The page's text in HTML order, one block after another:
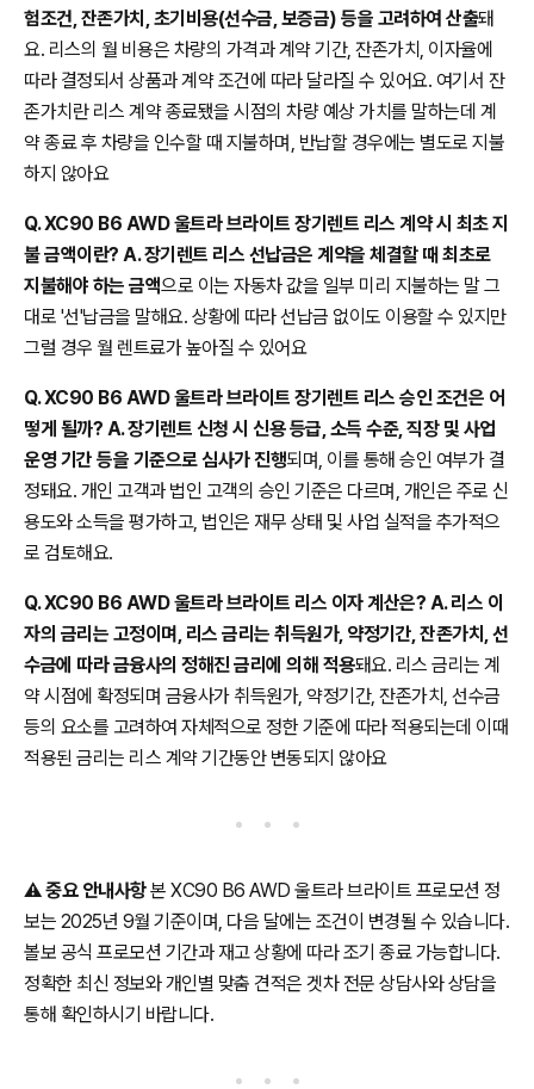
험조건, 잔존가치, 초기비용(선수금, 보증금) 등을 고려하여 산출돼
요. 리스의 월 비용은 차량의 가격과 계약 기간, 잔존가치, 이자율에
따라 결정되서 상품과 계약 조건에 따라 달라질 수 있어요. 여기서 잔
존가치란 리스 계약 종료됐을 시점의 차량 예상 가치를 말하는데 계
약 종료 후 차량을 인수할 때 지불하며, 반납할 경우에는 별도로 지불
하지 않아요
Q. XC90 B6 AWD 울트라 브라이트 장기렌트 리스 계약 시 최초 지
불 금액이란? A. 장기렌트 리스 선납금은 계약을 체결할 때 최초로
지불해야 하는 금액으로 이는 자동차 값을 일부 미리 지불하는 말 그
대로 '선'납금을 말해요. 상황에 따라 선납금 없이도 이용할 수 있지만
그럴 경우 월 렌트료가 높아질 수 있어요
Q. XC90 B6 AWD 울트라 브라이트 장기렌트 리스 승인 조건은 어
떻게 될까? A. 장기렌트 신청 시 신용 등급, 소득 수준, 직장 및 사업
운영 기간 등을 기준으로 심사가 진행되며, 이를 통해 승인 여부가 결
정돼요. 개인 고객과 법인 고객의 승인 기준은 다르며, 개인은 주로 신
용도와 소득을 평가하고, 법인은 재무 상태 및 사업 실적을 추가적으
로 검토해요.
Q. XC90 B6 AWD 울트라 브라이트 리스 이자 계산은? A. 리스 이
자의 금리는 고정이며, 리스 금리는 취득원가, 약정기간, 잔존가치, 선
수금에 따라 금융사의 정해진 금리에 의해 적용돼요. 리스 금리는 계
약 시점에 확정되며 금융사가 취득원가, 약정기간, 잔존가치, 선수금
등의 요소를 고려하여 자체적으로 정한 기준에 따라 적용되는데 이때
적용된 금리는 리스 계약 기간동안 변동되지 않아요
⚠️중요 안내사항본 XC90 B6 AWD 울트라 브라이트 프로모션 정
보는 2025년 9월 기준이며, 다음 달에는 조건이 변경될 수 있습니다.
볼보 공식 프로모션 기간과 재고 상황에 따라 조기 종료 가능합니다.
정확한 최신 정보와 개인별 맞춤 견적은 겟차 전문 상담사와 상담을
통해 확인하시기 바랍니다.